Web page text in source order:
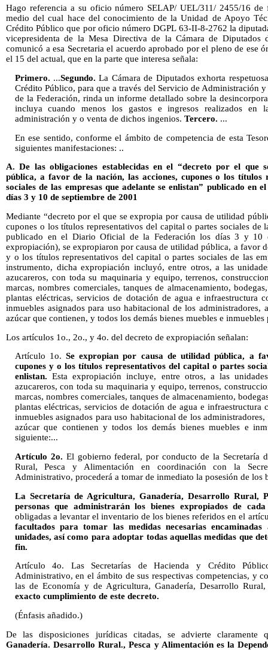
Hago referencia a su oficio número SELAP/ UEL/311/ 2455/16
medio del cual hace del conocimiento de la Unidad de Apoyo
Crédito Público que por oficio número DGPL 63-II-8-2762 la
vicepresidenta de la Mesa Directiva de la Cámara de Diputados
comunicó a esa Secretaria el acuerdo aprobado por el pleno de ese
el 15 del actual, que en la parte que interesa señala:
Primero. ...Segundo. La Cámara de Diputados exhorta
Crédito Público, para que a través del Servicio de Administración
de la Federación, rinda un informe detallado sobre la
incluya cuando menos los gastos e ingresos realizados en
administración y o venta de dichos ingenios. Tercero. ...
En ese sentido, conforme el ámbito de competencia de esta
siguientes manifestaciones: ..
A. De las obligaciones establecidas en el “decreto por el que
pública, a favor de la nación, las acciones, cupones o los títulos
sociales de las empresas que adelante se enlistan” publicado en
días 3 y 10 de septiembre de 2001
Mediante “decreto por el que se expropia por causa de utilidad
cupones o los títulos representativos del capital o partes sociales de
publicado en el Diario Oficial de la Federación los días 3 y 10
expropiación), se expropiaron por causa de utilidad pública, a favor
y o los títulos representativos del capital o partes sociales de las
instrumento, dicha expropiación incluyó, entre otros, a las
azucareros, con toda su maquinaria y equipo, terrenos,
marcas, nombres comerciales, tanques de almacenamiento,
plantas eléctricas, servicios de dotación de agua e infraestructura
inmuebles asignados para uso habitacional de los administradores,
azúcar que contienen, y todos los demás bienes muebles e
Los artículos 1o., 2o., y 4o. del decreto de expropiación señalan:
Artículo 1o.Se expropian por causa de utilidad pública, a
cupones y o los títulos representativos del capital o partes
enlistan. Esta expropiación incluye, entre otros, a las
azucareros, con toda su maquinaria y equipo, terrenos,
marcas, nombres comerciales, tanques de almacenamiento,
plantas eléctricas, servicios de dotación de agua e infraestructura
inmuebles asignados para uso habitacional de los
azúcar que contienen y todos los demás bienes muebles e
siguiente:...
Artículo 2o. El gobierno federal, por conducto de la Secretaría
Rural, Pesca y Alimentación en coordinación con la
Administrativo, procederá a tomar de inmediato la posesión de los
La Secretaría de Agricultura, Ganadería, Desarrollo Rural,
personas que administrarán los bienes expropiados de
obligadas a levantar el inventario de los bienes referidos en el
facultados para tomar las medidas necesarias
unidades, así como para adoptar todas aquellas medidas que
fin.
Artículo 4o. Las Secretarías de Hacienda y Crédito
Administrativo, en el ámbito de sus respectivas competencias, y
las de Economía y de Agricultura, Ganadería, Desarrollo
exacto cumplimiento de este decreto.
(Énfasis añadido.)
De las disposiciones jurídicas citadas, se advierte claramente
Ganadería. Desarrollo Rural., Pesca y Alimentación es la